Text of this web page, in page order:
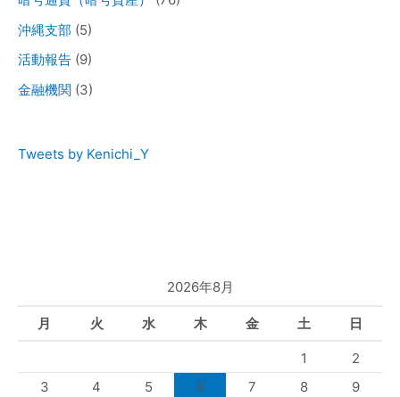
沖縄支部 (5)
活動報告 (9)
金融機関 (3)
Tweets by Kenichi_Y
2026年8月
月 火 水 木 金 土 日
1
2
3
4 5 6 7 8
9